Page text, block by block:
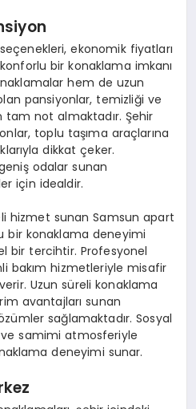
ekonomik fiyatları
bir konaklama imkanı
hem de uzun
pansiyonlar, temizliği ve
not almaktadır. Şehir
toplu taşıma araçlarına
dikkat çeker.
odalar sunan
için idealdir.
hizmet sunan Samsun apart
bir konaklama deneyimi
bir tercihtir. Profesyonel
bakım hizmetleriyle misafir
Uzun süreli konaklama
avantajları sunan
sağlamaktadır. Sosyal
ve samimi atmosferiyle
deneyimi sunar.